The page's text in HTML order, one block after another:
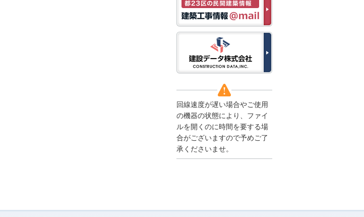
て、弊社休業のため情報
更新を停止させていただ
きます。
【期間】１２月２７日
(土)～１月４日(日)
上記の期間、情報の更新
がされませんので、ご了
承のほど、よろしくお願
なお、情報は１月５日
(月)より登録されます。
2025/08/04
●夏季休業に伴う情報更
新停止のお知らせ●
建設資料館をご利用いた
だき、誠に有難うござい
回線速度が遅い場合やご使用
の機器の状態により、ファイ
ルを開くのに時間を要する場
合がございますので予めご了
承くださいませ。